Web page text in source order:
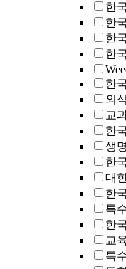
한
한
한
한
한
외
교
한
생
한
대
한
특
한
교
특